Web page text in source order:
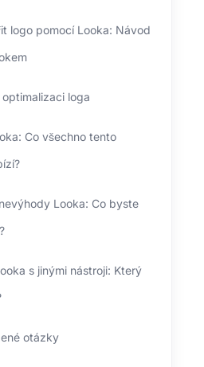
logo pomocí Looka: Návod
loga
Co všechno tento
Looka: Co byste
s jinými nástroji: Který
otázky